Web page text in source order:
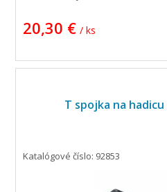
20,30 € / ks
T spojka na hadicu
Katalógové číslo: 92853